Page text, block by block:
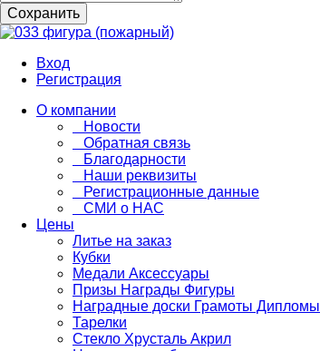
Сохранить
Вход
Регистрация
О компании
Новости
Обратная связь
Благодарности
Наши реквизиты
Регистрационные данные
СМИ о НАС
Цены
Литье на заказ
Кубки
Медали Аксессуары
Призы Награды Фигуры
Наградные доски Грамоты Дипломы
Тарелки
Стекло Хрусталь Акрил